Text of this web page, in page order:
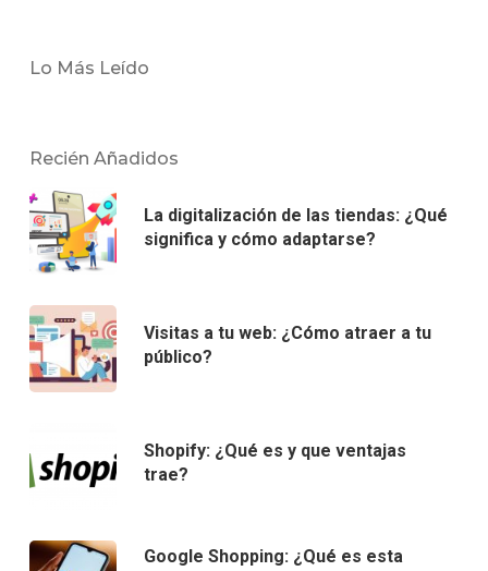
Lo Más Leído
Recién Añadidos
La digitalización de las tiendas: ¿Qué
significa y cómo adaptarse?
Visitas a tu web: ¿Cómo atraer a tu
público?
Shopify: ¿Qué es y que ventajas
trae?
Google Shopping: ¿Qué es esta